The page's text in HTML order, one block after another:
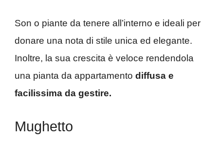
Son o piante da tenere all’interno e ideali per
donare una nota di stile unica ed elegante.
Inoltre, la sua crescita è veloce rendendola
una pianta da appartamento diffusa e
facilissima da gestire.
Mughetto